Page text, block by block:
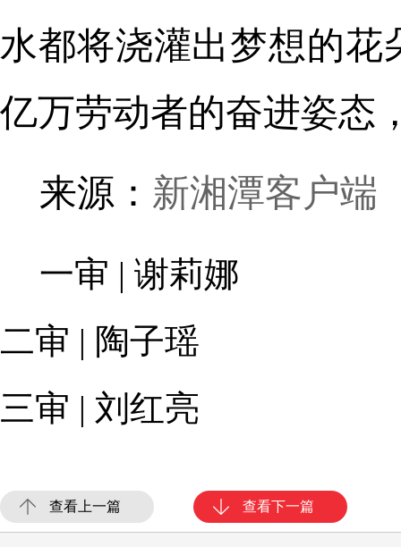
水都将浇灌出梦想的
亿万劳动者的奋进姿态
来源： 新湘潭客户端
一审 | 谢莉娜
二审 | 陶子瑶
三审 | 刘红亮
查看上一篇 查看下一篇